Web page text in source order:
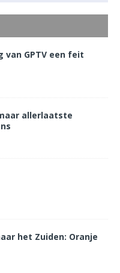
GPTV een feit
allerlaatste
het Zuiden: Oranje